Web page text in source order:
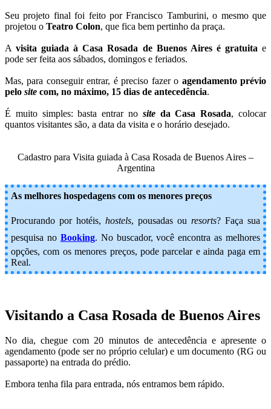
Seu projeto final foi feito por Francisco Tamburini, o mesmo que
projetou o Teatro Colon, que fica bem pertinho da praça.
Avisita guiada à Casa Rosada de Buenos Aires é gratuita e
pode ser feita aos sábados, domingos e feriados.
Mas, para conseguir entrar, é preciso fazer o agendamento prévio
pelo site com, no máximo, 15 dias de antecedência.
É muito simples: basta entrar no siteda Casa Rosada, colocar
quantos visitantes são, a data da visita e o horário desejado.
Cadastro para Visita guiada à Casa Rosada de Buenos Aires –
Argentina
As melhores hospedagens com os menores preços
Procurando por hotéis, hostels, pousadas ou resorts? Faça sua
pesquisa no Booking. No buscador, você encontra as melhores
opções, com os menores preços, pode parcelar e ainda paga em
Real.
Visitando a Casa Rosada de Buenos Aires
No dia, chegue com 20 minutos de antecedência e apresente o
agendamento (pode ser no próprio celular) e um documento (RG ou
passaporte) na entrada do prédio.
Embora tenha fila para entrada, nós entramos bem rápido.